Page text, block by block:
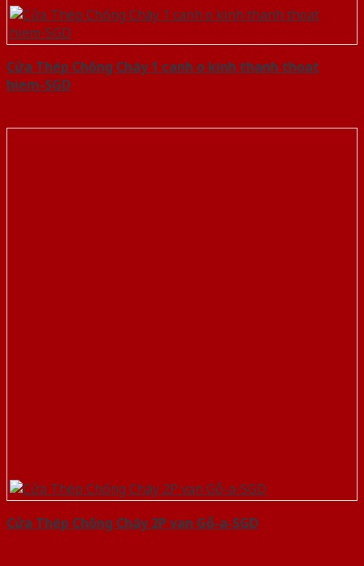
Cửa Thép Chống Cháy 1 canh o kinh thanh thoat
hiem-SGD
Cửa Thép Chống Cháy 2P van Gỗ-a-SGD